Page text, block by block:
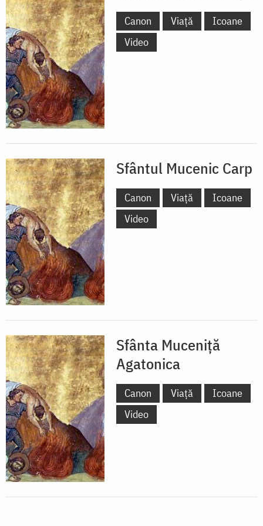
Canon Viață
Icoane
Video
Sfântul Mucenic Carp
Canon Viață
Icoane
Video
Sfânta Muceniță
Agatonica
Canon Viață
Icoane
Video